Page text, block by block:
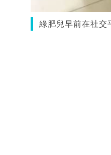
綠肥兒早前在社交